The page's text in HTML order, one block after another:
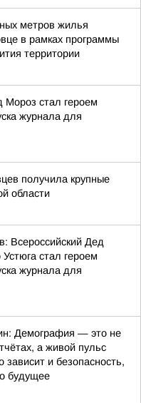
метров жилья
в рамках программы
территории
Мороз стал героем
журнала для
получила крупные
области
Всероссийский Дед
стал героем
журнала для
Демография — это не
а живой пульс
зависит и безопасность,
будущее